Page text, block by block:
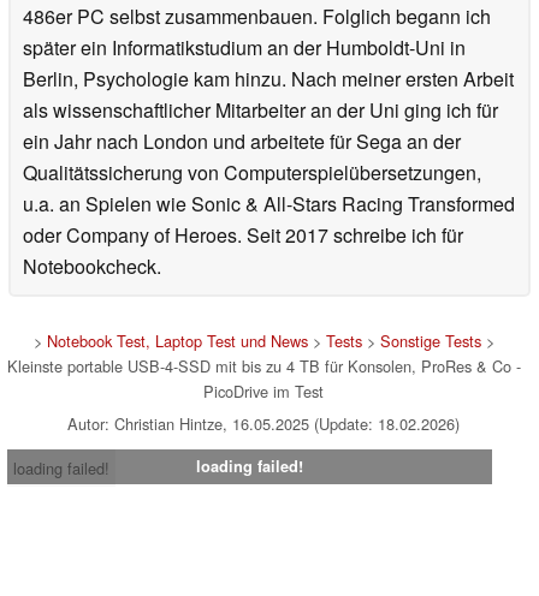
486er PC selbst zusammenbauen. Folglich begann ich
später ein Informatikstudium an der Humboldt-Uni in
Berlin, Psychologie kam hinzu. Nach meiner ersten Arbeit
als wissenschaftlicher Mitarbeiter an der Uni ging ich für
ein Jahr nach London und arbeitete für Sega an der
Qualitätssicherung von Computerspielübersetzungen,
u.a. an Spielen wie Sonic & All-Stars Racing Transformed
oder Company of Heroes. Seit 2017 schreibe ich für
Notebookcheck.
> Notebook Test, Laptop Test und News> Tests> Sonstige Tests>
Kleinste portable USB-4-SSD mit bis zu 4 TB für Konsolen, ProRes & Co -
PicoDrive im Test
Autor: Christian Hintze, 16.05.2025 (Update: 18.02.2026)
loading failed!
loading failed!